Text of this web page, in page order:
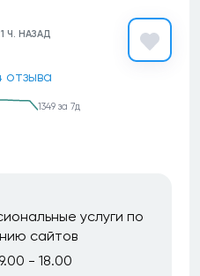
Ч. НАЗАД
отзыва
1349 за 7д
услуги по
сайтов
- 18.00